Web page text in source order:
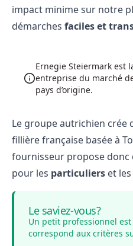
impact minime sur notre
démarches faciles et
Ernegie Steiermark est
entreprise du marché
pays d’origine.
Le groupe autrichien crée
fillière française basée à
fournisseur propose donc
pour les particuliers et les
Le saviez-vous?
Un petit professionnel
correspond aux critères